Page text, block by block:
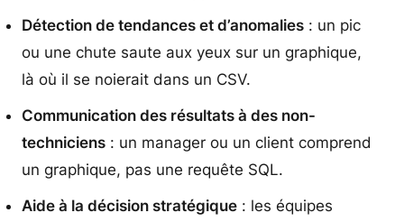
Détection de tendances et d’anomalies : un pic
ou une chute saute aux yeux sur un graphique,
là où il se noierait dans un CSV.
Communication des résultats à des non-
techniciens : un manager ou un client comprend
un graphique, pas une requête SQL.
Aide à la décision stratégique : les équipes